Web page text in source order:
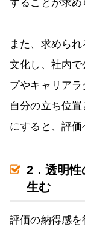
することが求め
また、求めら
文化し、社内
プやキャリア
自分の立ち位
にすると、評価
2．透明性
生む
評価の納得感